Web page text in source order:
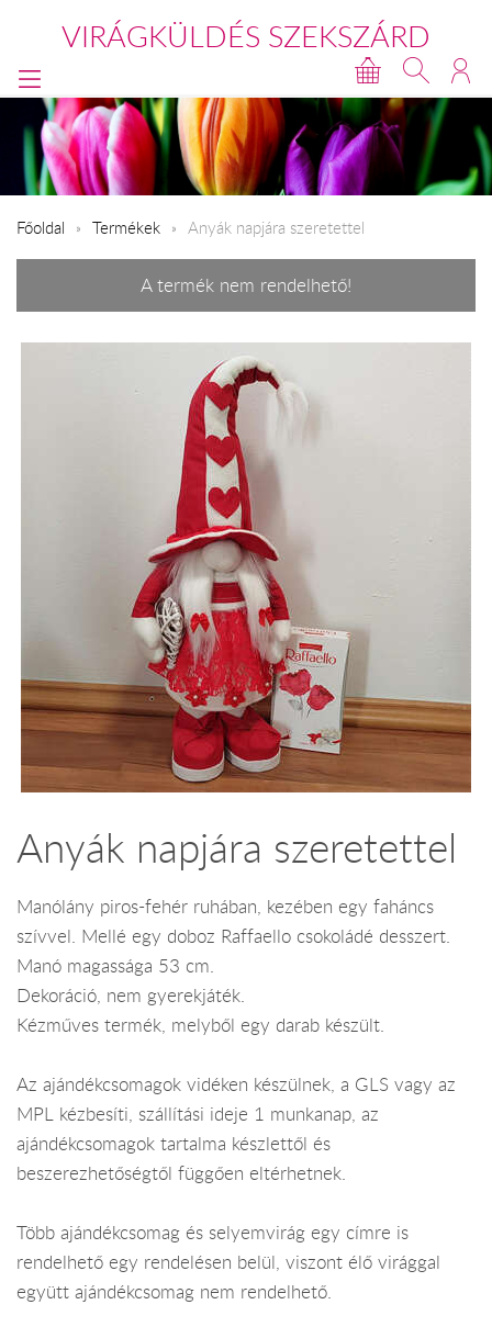
VIRÁGKÜLDÉS SZEKSZÁRD
Főoldal Termékek Anyák napjára szeretettel
A termék nem rendelhető!
Anyák napjára szeretettel
Manólány piros-fehér ruhában, kezében egy faháncs
szívvel. Mellé egy doboz Raffaello csokoládé desszert.
Manó magassága 53 cm.
Dekoráció, nem gyerekjáték.
Kézműves termék, melyből egy darab készült.
Az ajándékcsomagok vidéken készülnek, a GLS vagy az
MPL kézbesíti, szállítási ideje 1 munkanap, az
ajándékcsomagok tartalma készlettől és
beszerezhetőségtől függően eltérhetnek.
Több ajándékcsomag és selyemvirág egy címre is
rendelhető egy rendelésen belül, viszont élő virággal
együtt ajándékcsomag nem rendelhető.